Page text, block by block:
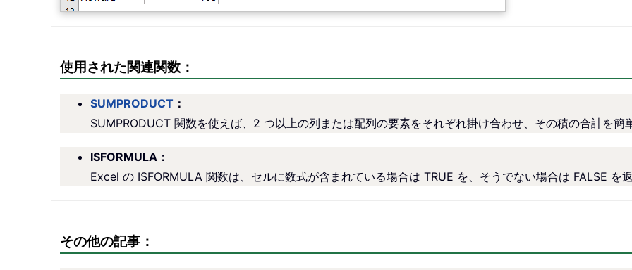
使用された関連関数：
SUMPRODUCT ：
SUMPRODUCT 関数を使えば、2 つ以上の列または配列の要素をそれぞれ掛け合わせ、その積の合計を簡
ISFORMULA：
Excel の ISFORMULA 関数は、セルに数式が含まれている場合は TRUE を、そうでない場合は FALSE を返
その他の記事：